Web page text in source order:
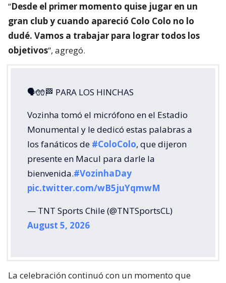
“Desde el primer momento quise jugar en un
gran club y cuando apareció Colo Colo no lo
dudé. Vamos a trabajar para lograr todos los
objetivos“, agregó.
🗣🧤🏁 PARA LOS HINCHAS
Vozinha tomó el micrófono en el Estadio
Monumental y le dedicó estas palabras a
los fanáticos de #ColoColo, que dijeron
presente en Macul para darle la
bienvenida.#VozinhaDay
pic.twitter.com/wB5juYqmwM
— TNT Sports Chile (@TNTSportsCL)
August 5, 2026
La celebración continuó con un momento que